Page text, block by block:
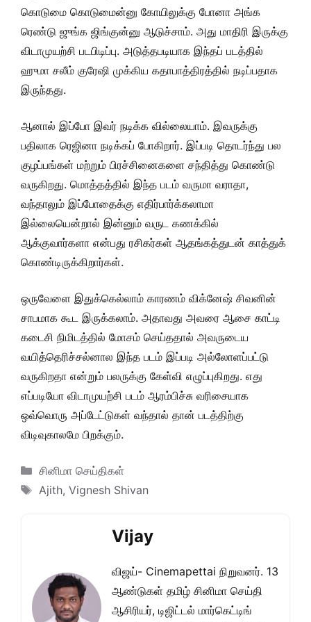
கொடுமை கொடுமைன்னு கோயிலுக்கு போனா அங்க
ரெண்டு ஜுங்க ஜிங்குன்னு ஆடுச்சாம். அது மாதிரி இருக்கு
விடாமுயற்சி படபிடிப்பு. அடுத்தபடியாக இந்தப் படத்தில்
ஹுமா சலீம் குரேஷி முக்கிய கதாபாத்திரத்தில் நடிப்பதாக
இருந்தது.
ஆனால் இப்போ இவர் நடிக்க வில்லையாம். இவருக்கு
பதிலாக ரெஜினா நடிக்கப் போகிறார். இப்படி தொடர்ந்து பல
குழப்பங்கள் மற்றும் பிரச்சினைகளை சந்தித்து கொண்டு
வருகிறது. மொத்தத்தில் இந்த படம் வருமா வராதா,
வந்தாலும் இப்போதைக்கு எதிர்பார்க்கலாமா
இல்லையென்றால் இன்னும் வருட கணக்கில்
ஆக்குவார்களா என்பது ரசிகர்கள் ஆதங்கத்துடன் காத்துக்
கொண்டிருக்கிறார்கள்.
ஒருவேளை இதுக்கெல்லாம் காரணம் விக்னேஷ் சிவனின்
சாபமாக கூட இருக்கலாம். அதாவது அவரை ஆசை காட்டி
கடைசி நிமிடத்தில் மோசம் செய்ததால் அவருடைய
வயித்தெரிச்சல்னால இந்த படம் இப்படி அல்லோளப்பட்டு
வருகிறதா என்றும் பலருக்கு கேள்வி எழுப்புகிறது. எது
எப்படியோ விடாமுயற்சி படம் ஆரம்பிச்சு வரிசையாக
ஒவ்வொரு அப்டேட்டுகள் வந்தால் தான் படத்திற்கு
விடிவுகாலமே பிறக்கும்.
Categories
சினிமா செய்திகள்
Tags
Ajith, Vignesh Shivan
Vijay
விஜய்- Cinemapettai நிறுவனர். 13
ஆண்டுகள் தமிழ் சினிமா செய்தி
ஆசிரியர், டிஜிட்டல் மார்கெட்டிங்